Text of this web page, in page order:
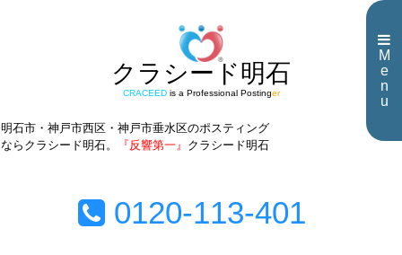
M
e
n
u
クラシード明石
CRACEEDis a Professional Postinger
明石市・神戸市西区・神戸市垂水区のポスティング
ならクラシード明石。
『反響第一』 クラシード明石
0120-113-401